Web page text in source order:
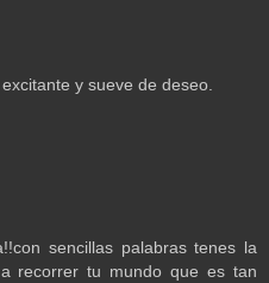
y sueve de deseo.
sencillas palabras tenes la
recorrer tu mundo que es tan